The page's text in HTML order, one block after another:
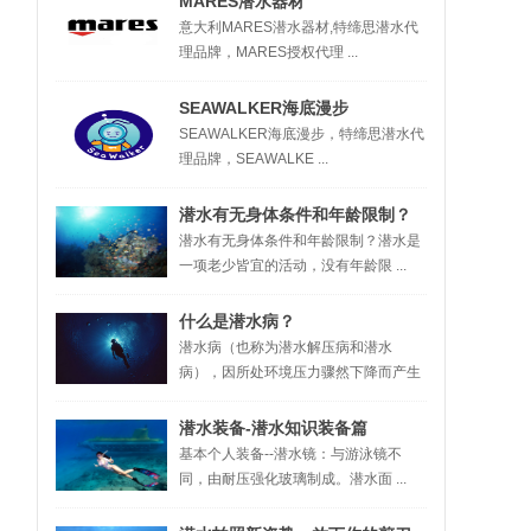
意大利MARES潜水器材,特缔思潜水代
理品牌，MARES授权代理 ...
SEAWALKER海底漫步
SEAWALKER海底漫步，特缔思潜水代
理品牌，SEAWALKE ...
潜水有无身体条件和年龄限制？
潜水有无身体条件和年龄限制？潜水是
一项老少皆宜的活动，没有年龄限 ...
什么是潜水病？
潜水病（也称为潜水解压病和潜水
病），因所处环境压力骤然下降而产生
潜水装备-潜水知识装备篇
基本个人装备--潜水镜：与游泳镜不
同，由耐压强化玻璃制成。潜水面 ...